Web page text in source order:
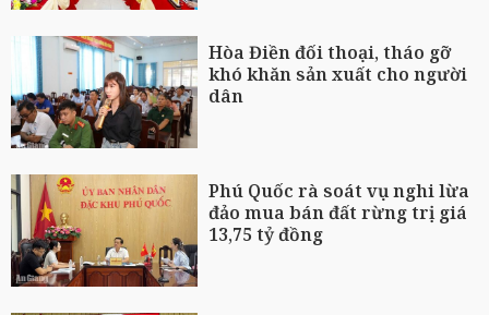
Hòa Điền đối thoại, tháo gỡ
khó khăn sản xuất cho người
dân
Phú Quốc rà soát vụ nghi lừa
đảo mua bán đất rừng trị giá
13,75 tỷ đồng